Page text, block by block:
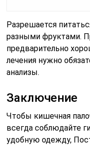
Разрешается
разными фруктами.
предварительно
лечения нужно
анализы.
Заключение
Чтобы кишечная
всегда соблюдайте
удобную одежду,